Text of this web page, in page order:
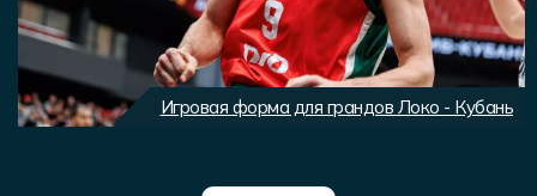
Игровая форма для грандов Локо - Кубань